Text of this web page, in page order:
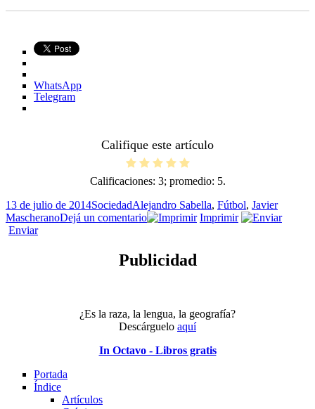
WhatsApp
Telegram
Califique este artículo
Calificaciones: 3; promedio: 5.
Publicado
el
13 de julio de 2014Categorías
SociedadEtiquetas
Alejandro Sabella, Fútbol, Javier
MascheranoDejá un comentarioen
Imprimir
Enviar
Publicidad
¿Es la raza, la lengua, la geografía?
Descárguelo aquí
In Octavo - Libros gratis
Portada
Índice
Artículos